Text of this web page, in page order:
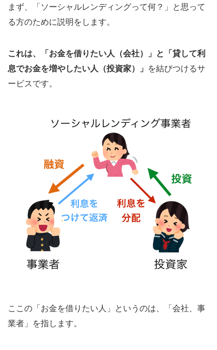
まず、「ソーシャルレンディングって何？」と思って
る方のために説明をします。
これは、「お金を借りたい人（会社）」と「貸して利
息でお金を増やしたい人（投資家）」 を結びつけるサ
ービスです。
ここの「お金を借りたい人」というのは、「会社、事
業者」を指します。